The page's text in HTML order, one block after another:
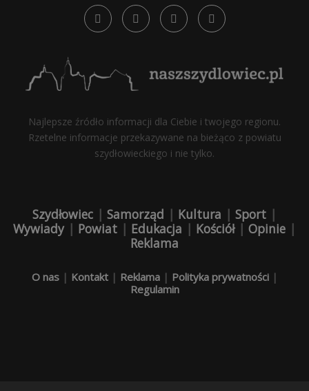
Najlepsze źródło informacji dla Ciebie i twojego regionu.
Rzetelne informacje przekazywane na bieżąco z powiatu
szydłowieckiego i nie tylko.
Szydłowiec | Samorząd | Kultura | Sport |
Wywiady| Powiat | Edukacja | Kościół| Opinie |
Reklama
O nas| Kontakt| Reklama| Polityka prywatności|
Regulamin